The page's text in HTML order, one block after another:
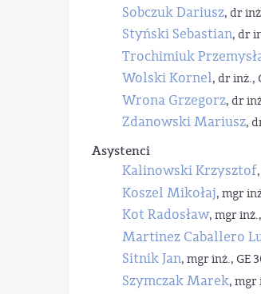
Sobczuk Dariusz, dr
Styński Sebastian, dr
Trochimiuk
Wolski Kornel, dr inż.,
Wrona Grzegorz, dr
Zdanowski Mariusz,
Asystenci
Kalinowski Krzysztof
Koszel Mikołaj, mgr
Kot Radosław, mgr
Martinez Caballero
Sitnik Jan, mgr inż., GE
Szymczak Marek, mgr